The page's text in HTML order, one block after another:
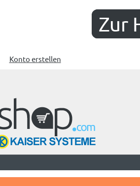
Zur
Konto erstellen